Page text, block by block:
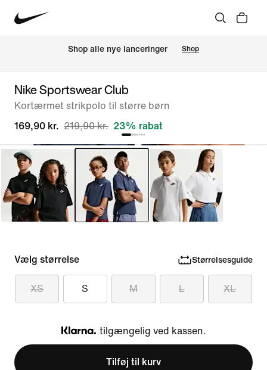
Shop alle nye lanceringer Shop
Nike Sportswear Club
Kortærmet strikpolo til større børn
169,90 kr. 219,90 kr. 23% rabat
Vælg størrelse Størrelsesguide
XS S M L XL
Klarna
tilgængelig ved kassen.
Tilføj til kurv